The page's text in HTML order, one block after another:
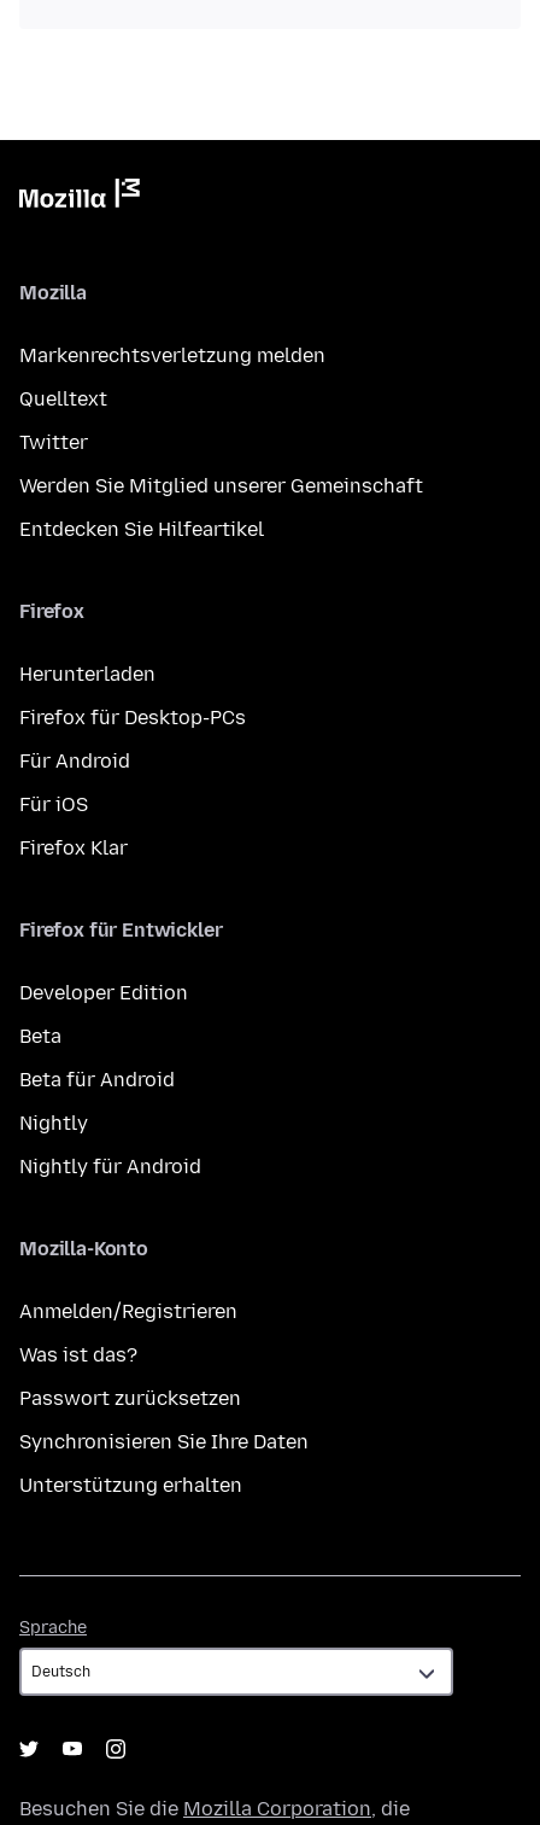
Mozilla
Markenrechtsverletzung melden
Quelltext
Twitter
Werden Sie Mitglied unserer Gemeinschaft
Entdecken Sie Hilfeartikel
Firefox
Herunterladen
Firefox für Desktop-PCs
Für Android
Für iOS
Firefox Klar
Firefox für Entwickler
Developer Edition
Beta
Beta für Android
Nightly
Nightly für Android
Mozilla-Konto
Anmelden/Registrieren
Was ist das?
Passwort zurücksetzen
Synchronisieren Sie Ihre Daten
Unterstützung erhalten
Sprache
Besuchen Sie die Mozilla Corporation, die